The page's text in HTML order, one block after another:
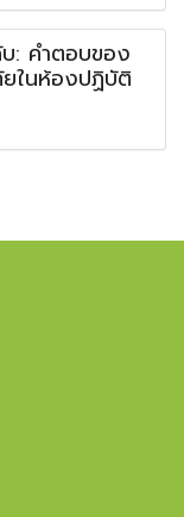
บ: คำตอบของ
ในห้องปฏิบัติ